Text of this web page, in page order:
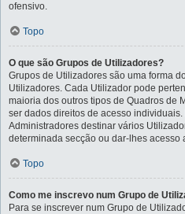
ofensivo.
Topo
O que são Grupos de Utilizadores?
Grupos de Utilizadores são uma forma
Utilizadores. Cada Utilizador pode
maioria dos outros tipos de Quadros de
ser dados direitos de acesso
Administradores destinar vários
determinada secção ou dar-lhes acesso
Topo
Como me inscrevo num Grupo de
Para se inscrever num Grupo de